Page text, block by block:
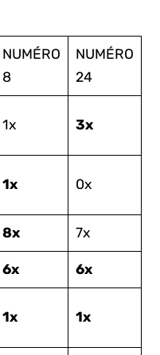
NUMÉRO
8
NUMÉRO
24
1x 3x
1x 0x
8x 7x
6x 6x
1x 1x